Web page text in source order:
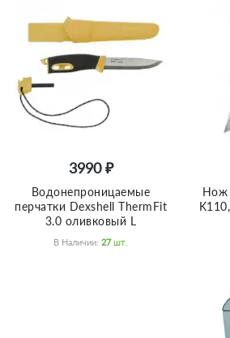
3990 ₽
Водонепроницаемые
перчатки Dexshell ThermFit
3.0 оливковый L
В Наличии: 27 Шт.
Нож